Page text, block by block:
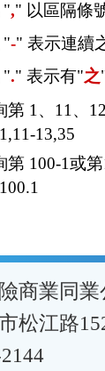
"," 以區隔條
"-" 表示連續
"." 表示有"之
1、11、
13,35
100-1或第
商業同業
松江路